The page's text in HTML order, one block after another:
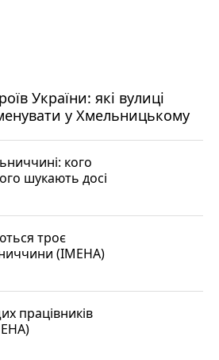
України: які вулиці
у Хмельницькому
кого
шукають досі
троє
(ІМЕНА)
працівників